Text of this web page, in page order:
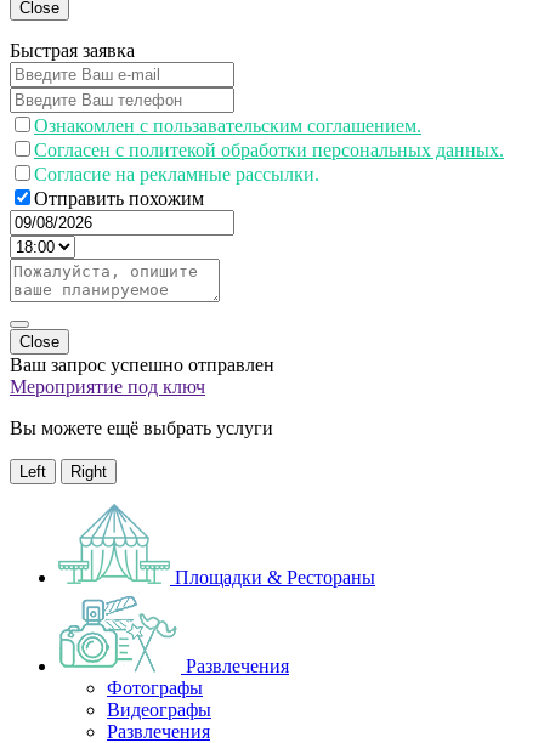
Close
Быстрая заявка
Ознакомлен с пользавательским соглашением.
Согласен с политекой обработки персональных данных.
Согласие на рекламные рассылки.
Отправить похожим
Close
Ваш запрос успешно отправлен
Мероприятие под ключ
Вы можете ещё выбрать услуги
Left Right
Площадки & Рестораны
Развлечения
Фотографы
Видеографы
Развлечения